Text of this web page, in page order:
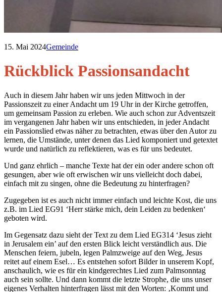
15. Mai 2024Gemeinde
Rückblick Passionsandacht
Auch in diesem Jahr haben wir uns jeden Mittwoch in der
Passionszeit zu einer Andacht um 19 Uhr in der Kirche getroffen,
um gemeinsam Passion zu erleben. Wie auch schon zur Adventszeit
im vergangenen Jahr haben wir uns entschieden, in jeder Andacht
ein Passionslied etwas näher zu betrachten, etwas über den Autor zu
lernen, die Umstände, unter denen das Lied komponiert und getextet
wurde und natürlich zu reflektieren, was es für uns bedeutet.
Und ganz ehrlich – manche Texte hat der ein oder andere schon oft
gesungen, aber wie oft erwischen wir uns vielleicht doch dabei,
einfach mit zu singen, ohne die Bedeutung zu hinterfragen?
Zugegeben ist es auch nicht immer einfach und leichte Kost, die uns
z.B. im Lied EG91 ‘Herr stärke mich, dein Leiden zu bedenken‘
geboten wird.
Im Gegensatz dazu sieht der Text zu dem Lied EG314 ‘Jesus zieht
in Jerusalem ein’ auf den ersten Blick leicht verständlich aus. Die
Menschen feiern, jubeln, legen Palmzweige auf den Weg, Jesus
reitet auf einem Esel… Es entstehen sofort Bilder in unserem Kopf,
anschaulich, wie es für ein kindgerechtes Lied zum Palmsonntag
auch sein sollte. Und dann kommt die letzte Strophe, die uns unser
eigenes Verhalten hinterfragen lässt mit den Worten: ‚Kommt und